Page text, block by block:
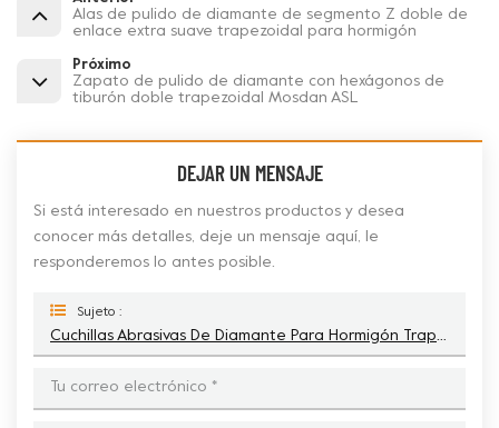
Alas de pulido de diamante de segmento Z doble de
enlace extra suave trapezoidal para hormigón
Próximo
Zapato de pulido de diamante con hexágonos de
tiburón doble trapezoidal Mosdan ASL
DEJAR UN MENSAJE
Si está interesado en nuestros productos y desea
conocer más detalles, deje un mensaje aquí, le
responderemos lo antes posible.
Sujeto :
Cuchillas Abrasivas De Diamante Para Hormigón Trapezoidal 6 Mini Rombos Para ASL